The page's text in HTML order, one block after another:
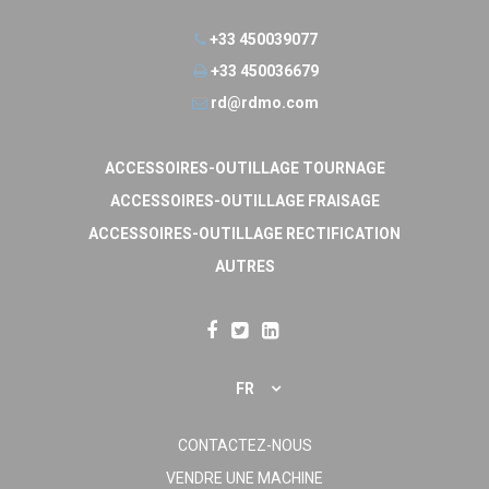
+33 450039077
+33 450036679
rd@rdmo.com
ACCESSOIRES-OUTILLAGE TOURNAGE
ACCESSOIRES-OUTILLAGE FRAISAGE
ACCESSOIRES-OUTILLAGE RECTIFICATION
AUTRES
FR
CONTACTEZ-NOUS
VENDRE UNE MACHINE